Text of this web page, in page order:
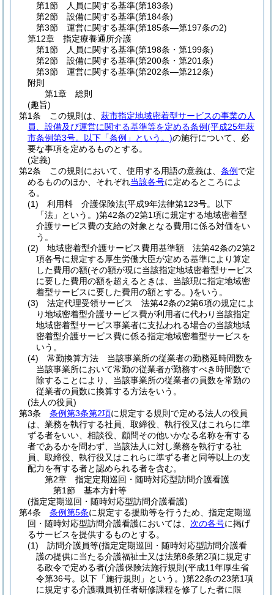
第1節
人員に関する基準(第183条)
第2節
設備に関する基準(第184条)
第3節
運営に関する基準(第185条―第197条の2)
第12章
指定療養通所介護
第1節
人員に関する基準(第198条・第199条)
第2節
設備に関する基準(第200条・第201条)
第3節
運営に関する基準(第202条―第212条)
附則
第1章
総則
(趣旨)
第1条
この規則は、 萩市指定地域密着型サービスの事業の人
員、設備及び運営に関する基準等を定める条例(平成25年萩
市条例第3号。以下「条例」という。)の施行について、必
要な事項を定めるものとする。
(定義)
第2条
この規則において、使用する用語の意義は、 条例 で定
めるもののほか、それぞれ当該各号に定めるところによ
る。
(1)
利用料 介護保険法(平成9年法律第123号。以下
「法」という。)第42条の2第1項に規定する地域密着型
介護サービス費の支給の対象となる費用に係る対価をい
う。
(2)
地域密着型介護サービス費用基準額 法第42条の2第2
項各号に規定する厚生労働大臣が定める基準により算定
した費用の額(その額が現に当該指定地域密着型サービス
に要した費用の額を超えるときは、当該現に指定地域密
着型サービスに要した費用の額とする。)をいう。
(3)
法定代理受領サービス 法第42条の2第6項の規定によ
り地域密着型介護サービス費が利用者に代わり当該指定
地域密着型サービス事業者に支払われる場合の当該地域
密着型介護サービス費に係る指定地域密着型サービスを
いう。
(4)
常勤換算方法 当該事業所の従業者の勤務延時間数を
当該事業所において常勤の従業者が勤務すべき時間数で
除することにより、当該事業所の従業者の員数を常勤の
従業者の員数に換算する方法をいう。
(法人の役員)
第3条
条例第3条第2項に規定する規則で定める法人の役員
は、業務を執行する社員、取締役、執行役又はこれらに準
ずる者をいい、相談役、顧問その他いかなる名称を有する
者であるかを問わず、当該法人に対し業務を執行する社
員、取締役、執行役又はこれらに準ずる者と同等以上の支
配力を有する者と認められる者を含む。
第2章
指定定期巡回・随時対応型訪問介護看護
第1節
基本方針等
(指定定期巡回・随時対応型訪問介護看護)
第4条
条例第5条に規定する援助等を行うため、指定定期巡
回・随時対応型訪問介護看護においては、 次の各号に掲げ
るサービスを提供するものとする。
(1)
訪問介護員等(指定定期巡回・随時対応型訪問介護看
護の提供に当たる介護福祉士又は法第8条第2項に規定す
る政令で定める者(介護保険法施行規則 (平成11年厚生省
令第36号。以下「施行規則」という。)第22条の23第1項
に規定する介護職員初任者研修課程を修了した者に限